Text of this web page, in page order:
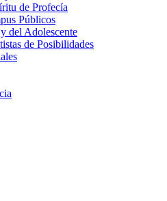
de Profecía
Públicos
del Adolescente
de Posibilidades